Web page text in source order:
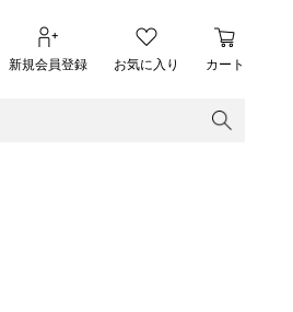
新規会員登録 お気に入り カート